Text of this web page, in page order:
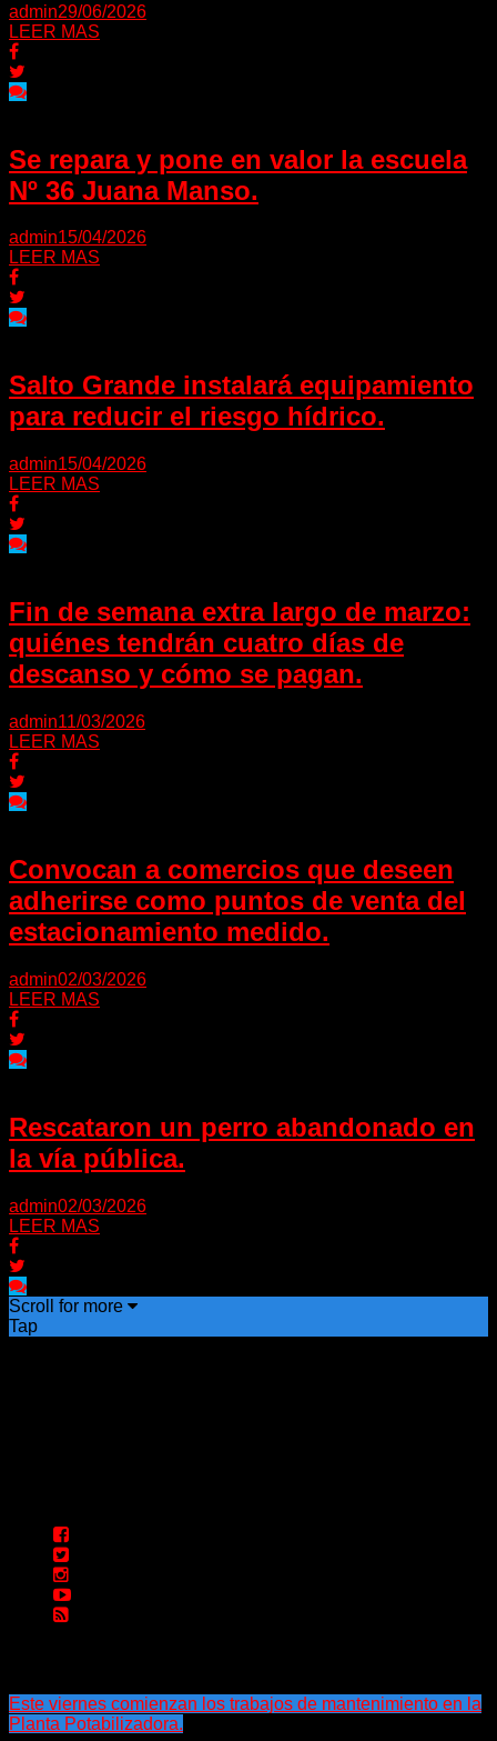
admin29/06/2026
LEER MAS
Se repara y pone en valor la escuela
Nº 36 Juana Manso.
admin15/04/2026
LEER MAS
Salto Grande instalará equipamiento
para reducir el riesgo hídrico.
admin15/04/2026
LEER MAS
Fin de semana extra largo de marzo:
quiénes tendrán cuatro días de
descanso y cómo se pagan.
admin11/03/2026
LEER MAS
Convocan a comercios que deseen
adherirse como puntos de venta del
estacionamiento medido.
admin02/03/2026
LEER MAS
Rescataron un perro abandonado en
la vía pública.
admin02/03/2026
LEER MAS
Scroll for more
Tap
Este viernes comienzan los trabajos de mantenimiento en la
Planta Potabilizadora.